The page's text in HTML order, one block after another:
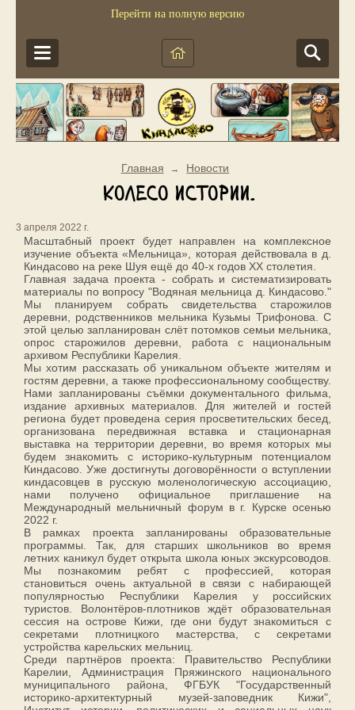
Перейти на полную версию
Главная → Новости
Колесо истории.
3 апреля 2022 г.
Масштабный проект будет направлен на комплексное
изучение объекта «Мельница», которая действовала в д.
Киндасово на реке Шуя ещё до 40-х годов XX столетия.
Главная задача проекта - собрать и систематизировать
материалы по вопросу "Водяная мельница д. Киндасово."
Мы планируем собрать свидетельства старожилов
деревни, родственников мельника Кузьмы Трифонова. С
этой целью запланирован слёт потомков семьи мельника,
опрос старожилов деревни, работа с национальным
архивом Республики Карелия.
Мы хотим рассказать об уникальном объекте жителям и
гостям деревни, а также профессиональному сообществу.
Нами запланированы съёмки документального фильма,
издание архивных материалов. Для жителей и гостей
региона будет проведена серия просветительских бесед,
организована передвижная вставка и стационарная
выставка на территории деревни, во время которых мы
будем знакомить с историко-культурным потенциалом
Киндасово. Уже достигнуты договорённости о вступлении
киндасовцев в русскую моленологическую ассоциацию,
нами получено официальное приглашение на
Международный мельничный форум в г. Курске осенью
2022 г.
В рамках проекта запланированы образовательные
программы. Так, для старших школьников во время
летних каникул будет открыта школа юных экскурсоводов.
Мы познакомим ребят с профессией, которая
становиться очень актуальной в связи с набирающей
популярностью Республики Карелия у российских
туристов. Волонтёров-плотников ждёт образовательная
сессия на острове Кижи, где они будут знакомиться с
секретами плотницкого мастерства, с секретами
устройства карельских мельниц.
Среди партнёров проекта: Правительство Республики
Карелии, Администрация Пряжинского национального
муниципального района, ФГБУК "Государственный
историко-архитектурный музей-заповедник Кижи",